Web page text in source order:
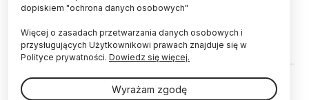
UCZELNIE I INSTYTUCJE
UŁ ogłosił nabór prac do konkursu
im. prof. Tadeusza Kotarbińskiego
UCZELNIE I INSTYTUCJE 29.04.2019
dopiskiem "ochrona danych osobowych"
Więcej o zasadach przetwarzania danych osobowych i
przysługujących Użytkownikowi prawach znajduje się w
Polityce prywatności. Dowiedz się więcej.
Wyrażam zgodę